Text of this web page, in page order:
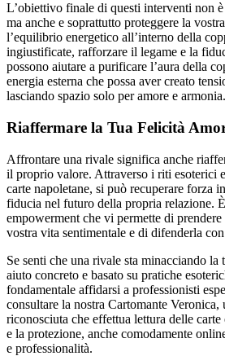
L’obiettivo finale di questi interventi non
ma anche e soprattutto proteggere la
l’equilibrio energetico all’interno della
ingiustificate, rafforzare il legame e la
possono aiutare a purificare l’aura della
energia esterna che possa aver creato
lasciando spazio solo per amore e armonia.
Riaffermare la Tua Felicità
Affrontare una rivale significa anche
il proprio valore. Attraverso i riti esoterici
carte napoletane, si può recuperare forza
fiducia nel futuro della propria relazione.
empowerment che vi permette di
vostra vita sentimentale e di difenderla
Se senti che una rivale sta minacciando la
aiuto concreto e basato su pratiche
fondamentale affidarsi a professionisti
consultare la nostra Cartomante Veronica,
riconosciuta che effettua lettura delle carte
e la protezione, anche comodamente
e professionalità.